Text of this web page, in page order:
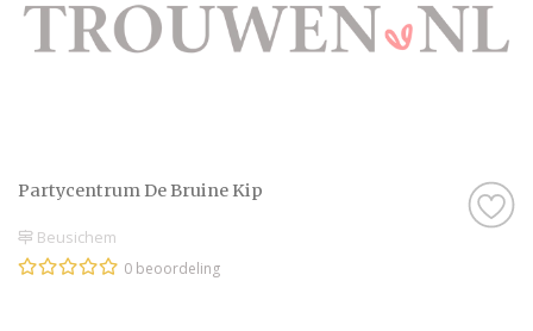
Partycentrum De Bruine Kip
Beusichem
0 beoordeling